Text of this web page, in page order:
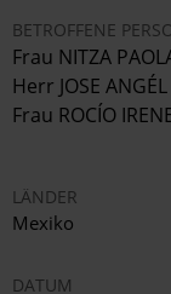
BETROFFENE
Frau NITZA
Herr JOSE
Frau ROCÍO
LÄNDER
Mexiko
DATUM